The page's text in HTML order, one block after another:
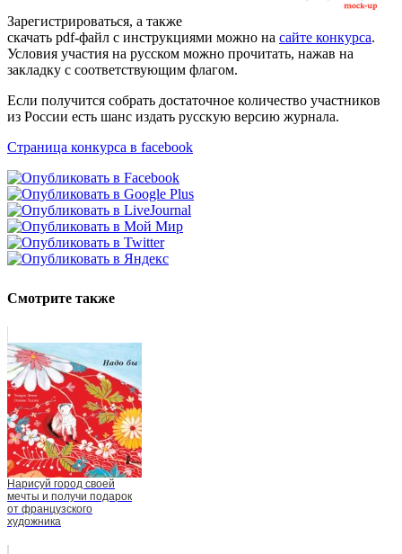
Зарегистрироваться, а также
скачать pdf-файл с инструкциями можно на сайте конкурса.
Условия участия на русском можно прочитать, нажав на
закладку с соответствующим флагом.
Если получится собрать достаточное количество участников
из России есть шанс издать русскую версию журнала.
Страница конкурса в facebook
Смотрите также
Нарисуй город своей
мечты и получи подарок
от французского
художника